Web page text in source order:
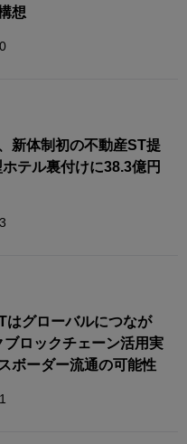
想
新体制初の不動産ST提
テル裏付けに38.3億円
はグローバルにつなが
ロックチェーン活用実
ボーダー流通の可能性